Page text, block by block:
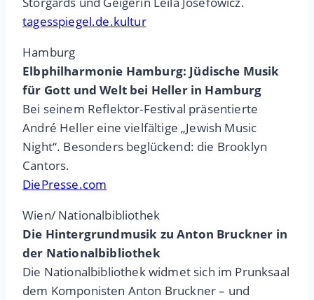
tagesspiegel.de.kultur
Hamburg
Elbphilharmonie Hamburg: Jüdische Musik
für Gott und Welt bei Heller in Hamburg
Bei seinem Reflektor-Festival präsentierte
André Heller eine vielfältige „Jewish Music
Night“. Besonders beglückend: die Brooklyn
Cantors.
DiePresse.com
Wien/ Nationalbibliothek
Die Hintergrundmusik zu Anton Bruckner in
der Nationalbibliothek
Die Nationalbibliothek widmet sich im Prunksaal
dem Komponisten Anton Bruckner – und